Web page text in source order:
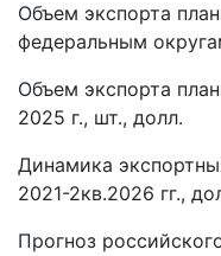
Объем экспорта
федеральным
Объем экспорта
2025 г., шт., долл.
Динамика
2021-2кв.2026 гг.,
Прогноз